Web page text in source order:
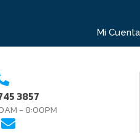
Mi Cuenta
3857
- 8:00PM